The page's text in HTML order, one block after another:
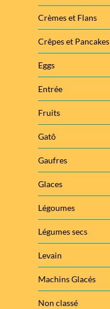
Crèmes et Flans
Crêpes et Pancakes
Eggs
Entrée
Fruits
Gatô
Gaufres
Glaces
Légoumes
Légumes secs
Levain
Machins Glacés
Non classé